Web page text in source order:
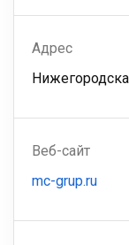
Адрес
Веб-сайт
mc-grup.ru